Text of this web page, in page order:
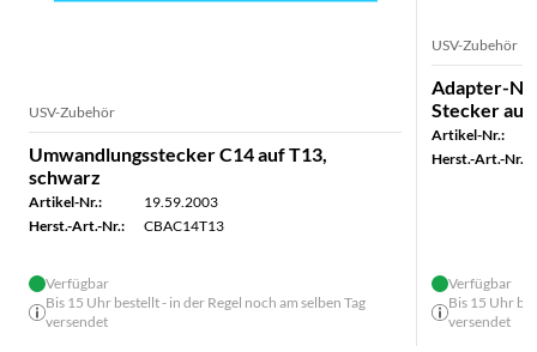
USV-Zubehör
Umwandlungsstecker C14 auf T13,
schwarz
Artikel-Nr.:
19.59.2003
Herst.-Art.-Nr.:
CBAC14T13
Verfügbar
Bis 15 Uhr bestellt - in der Regel noch am selben Tag
versendet
USV-Zubehör
Adapter-
Stecker auf
Artikel-Nr.:
Herst.-Art.-Nr.:
Verfügbar
Bis 15 Uhr
versendet